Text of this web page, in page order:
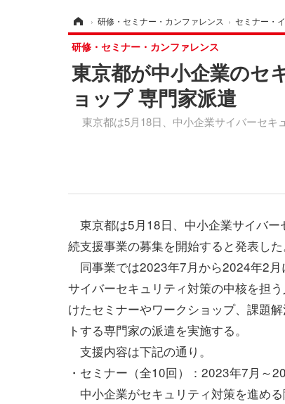
› 研修・セミナー・カンファレンス › セミナー・
東京都が中小企業のセ
ョップ 専門家派遣
東京都は5月18日、中小企業サイバーセキ
研修・セミナー・カンファレンス
東京都は5月18日、中小企業サイバー
続支援事業の募集を開始すると発表した
同事業では2023年7月から2024年2月
サイバーセキュリティ対策の中核を担
けたセミナーやワークショップ、課題
トする専門家の派遣を実施する。
支援内容は下記の通り。
・セミナー（全10回）：2023年7月～
中小企業がセキュリティ対策を進め